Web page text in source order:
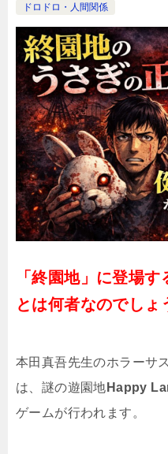
ドロドロ・人間関係
「終園地」に登場
とは何者なのでしょ
本田真吾先生のホラーサ
は、謎の遊園地 Happy
ゲームが行われます。